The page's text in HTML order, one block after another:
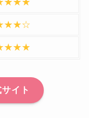
イト